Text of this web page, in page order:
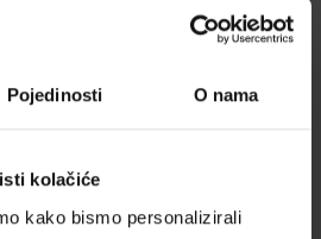
Pojedinosti O nama
kolačiće
kako bismo personalizirali
Moschino Uomo Toaletna
Od 75ml - do 125ml